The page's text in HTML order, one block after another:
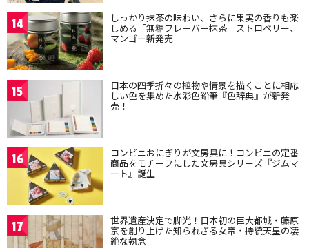
14 しっかり抹茶の味わい、さらに果実の香りも楽
しめる「無糖フレーバー抹茶」ストロベリー、
マンゴー新発売
15 日本の四季折々の植物や情景を描くことに相応
しい色を集めた水彩色鉛筆『色辞典』が新発
売！
16 コンビニおにぎりが文房具に！コンビニの定番
商品をモチーフにした文房具シリーズ『ジムマ
ート』誕生
17 世界遺産決定で脚光！日本初の巨大都城・藤原
京を創り上げた知られざる女帝・持統天皇の凄
絶な執念